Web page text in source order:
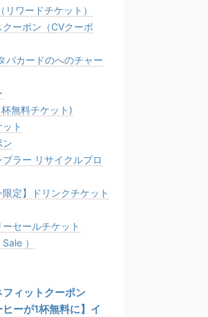
ワードチケット）
ーポン（CVクーポ
バカードのへのチャー
無料チケット)
ト
ン
ラー リサイクルプロ
限定】ドリンクチケット
セールチケット
）
ィットクーポン
ヒーが1杯無料に】イ